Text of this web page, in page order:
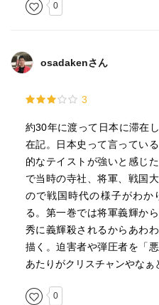
0
osadakenさん
3
約30年に渡って日本に滞在
在記。日本史って言ってい
的なテイストが強いと感じ
で当時の寺社、将軍、戦国
ので戦国時代の様子がわか
る。第一巻では将軍義輝か
秀に義輝殺されるからあわ
描く。迫害者や弾圧者を「
あたりがクリスチャンやなぁ
0